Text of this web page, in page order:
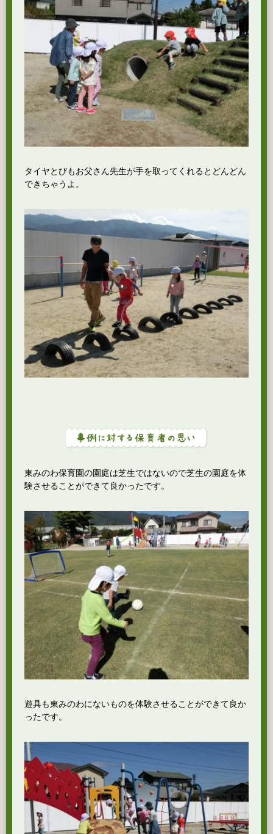
タイヤとびもお父さん先生が手を取ってくれるとどんどん
できちゃうよ。
東みのわ保育園の園庭は芝生ではないので芝生の園庭を体
験させることができて良かったです。
遊具も東みのわにないものを体験させることができて良か
ったです。